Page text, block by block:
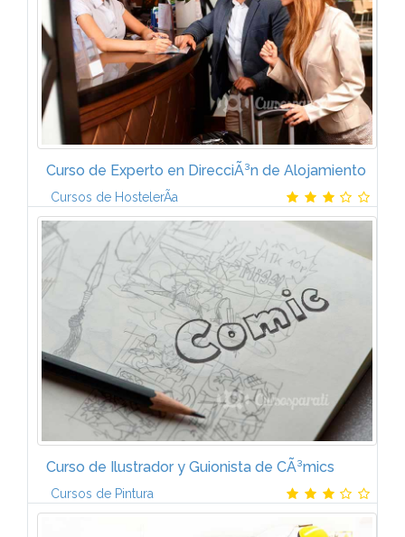
Curso de Experto en DirecciÃ³n de Alojamiento
Cursos de HostelerÃ­a
PresentaciÃ³nUna de la actividad mÃ¡s productiva
para el establecimiento hotelero es la que
corresponde al hospedaje. Aunque la presencia de
un cliente interesa directa o...
Curso de Ilustrador y Guionista de CÃ³mics
Cursos de Pintura
Gracias al temario del Curso de Ilustrador y Guionista